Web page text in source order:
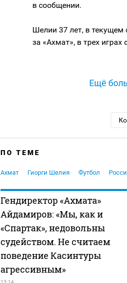
в сообщении.
Шелии 37 лет, в текущем
за «Ахмат», в трех играх
Ещё
ПО ТЕМЕ
Ахмат Гиорги Шелия Футбол
Гендиректор «Ахмата»
Айдамиров: «Мы, как и
«Спартак», недовольны
судейством. Не считаем
поведение Касинтуры
агрессивным»